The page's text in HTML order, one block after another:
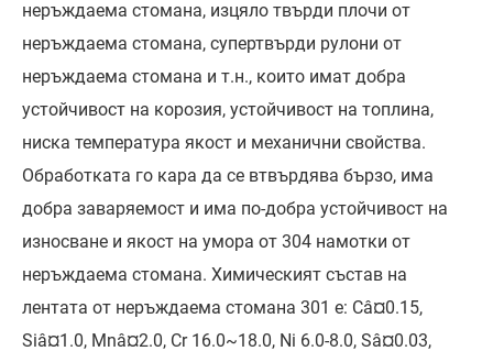
неръждаема стомана, изцяло твърди плочи от
неръждаема стомана, супертвърди рулони от
неръждаема стомана и т.н., които имат добра
устойчивост на корозия, устойчивост на топлина,
ниска температура якост и механични свойства.
Обработката го кара да се втвърдява бързо, има
добра заваряемост и има по-добра устойчивост на
износване и якост на умора от 304 намотки от
неръждаема стомана. Химическият състав на
лентата от неръждаема стомана 301 е: Câ¤0.15,
Siâ¤1.0, Mnâ¤2.0, Cr 16.0~18.0, Ni 6.0-8.0, Sâ¤0.03,